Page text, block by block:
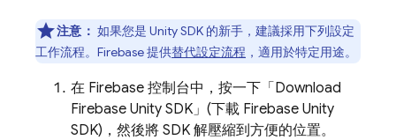
注意： 如果您是 Unity SDK 的新手，建議採用下列設定
工作流程。Firebase 提供替代設定流程 ，適用於特定用途。
在 Firebase 控制台中，按一下「Download
Firebase Unity SDK」(下載 Firebase Unity
SDK) ，然後將 SDK 解壓縮到方便的位置。